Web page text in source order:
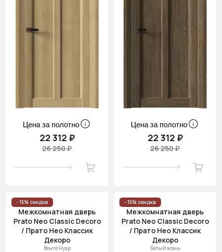
Цена за полотно
22 312 ₽
26 250 ₽
Цена за полотно
22 312 ₽
26 250 ₽
- 15% скидка
Межкомнатная дверь
Prato Neo Classic Decoro
/ Прато Нео Классик
Декоро
Венге Нуар
- 15% скидка
Межкомнатная дверь
Prato Neo Classic Decoro
/ Прато Нео Классик
Декоро
Белый ясень